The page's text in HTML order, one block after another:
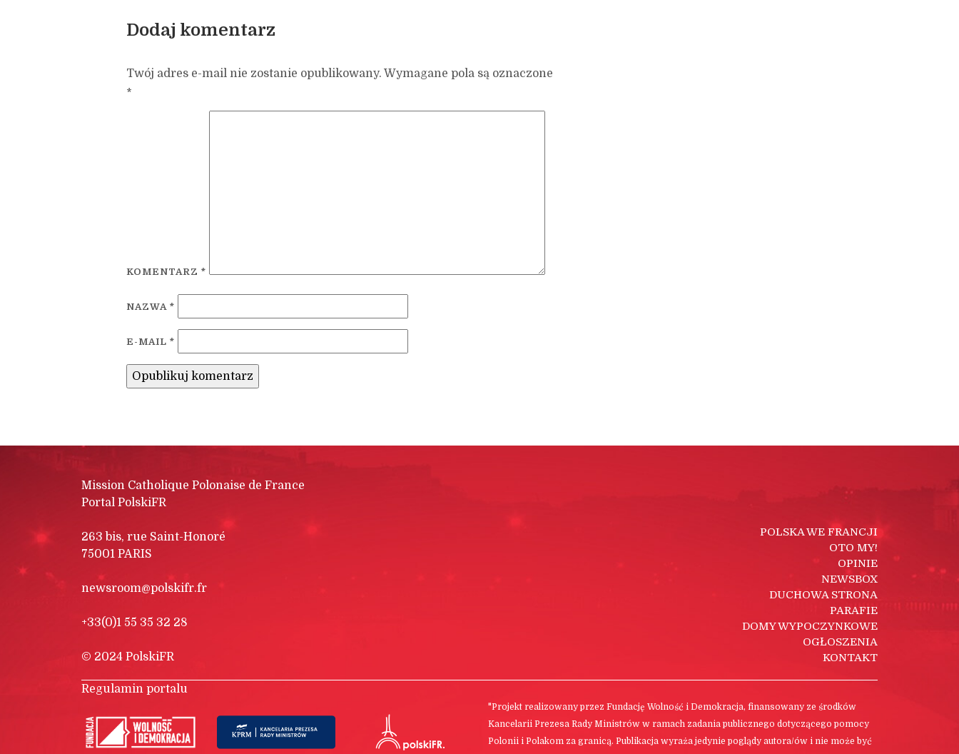
Dodaj komentarz
Twój adres e-mail nie zostanie opublikowany. Wymagane pola są oznaczone
*
KOMENTARZ*
NAZWA*
E-MAIL*
Mission Catholique Polonaise de France
Portal PolskiFR
263 bis, rue Saint-Honoré
75001 PARIS
newsroom@polskifr.fr
+33(0)1 55 35 32 28
© 2024 PolskiFR
POLSKA WE FRANCJI
OTO MY!
OPINIE
NEWSBOX
DUCHOWA STRONA
PARAFIE
DOMY WYPOCZYNKOWE
OGŁOSZENIA
KONTAKT
Regulamin portalu
"Projekt realizowany przez Fundację Wolność i Demokracja, finansowany ze środków
Kancelarii Prezesa Rady Ministrów w ramach zadania publicznego dotyczącego pomocy
Polonii i Polakom za granicą. Publikacja wyraża jedynie poglądy autora/ów i nie może być